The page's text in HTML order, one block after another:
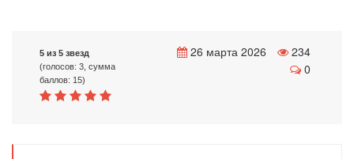
5 из 5 звезд
(голосов: 3, сумма
баллов: 15)
26 марта 2026
234
0